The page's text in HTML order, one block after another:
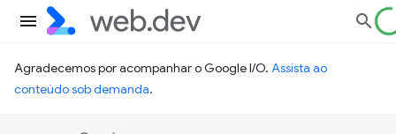
Agradecemos por acompanhar o Google I/O. Assista ao
conteúdo sob demanda.